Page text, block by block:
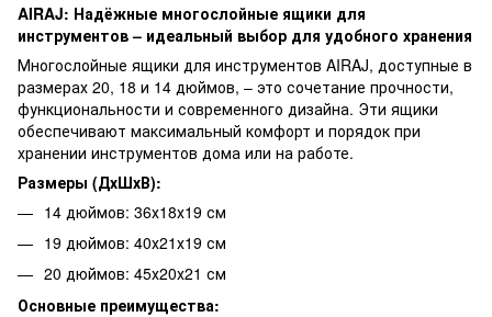
AIRAJ: Надёжные многослойные ящики для
инструментов – идеальный выбор для удобного хранения
Многослойные ящики для инструментов AIRAJ, доступные в
размерах 20, 18 и 14 дюймов, – это сочетание прочности,
функциональности и современного дизайна. Эти ящики
обеспечивают максимальный комфорт и порядок при
хранении инструментов дома или на работе.
Размеры (ДхШхВ):
14 дюймов: 36х18х19 см
19 дюймов: 40х21х19 см
20 дюймов: 45х20х21 см
Основные преимущества: